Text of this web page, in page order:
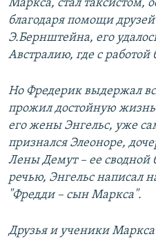
Маркса, стал таксистом,
благодаря помощи
Э.Бернштейна, его
Австралию, где с работой
Но Фредерик выдержал
прожил достойную
его жены Энгельс, уже
признался Элеоноре,
Лены Демут – ее сводной
речью, Энгельс написал
"Фредди – сын Маркса".
Друзья и ученики Маркса